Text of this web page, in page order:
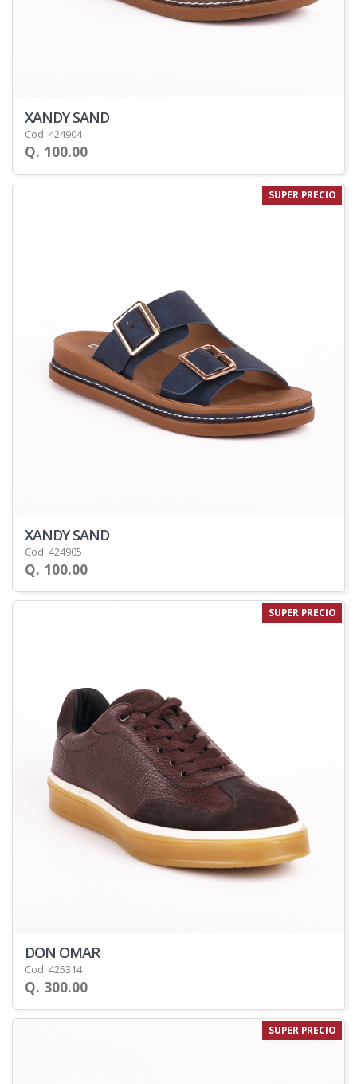
XANDY SAND
Cod. 424904
Q. 100.00
SUPER PRECIO
XANDY SAND
Cod. 424905
Q. 100.00
SUPER PRECIO
DON OMAR
Cod. 425314
Q. 300.00
SUPER PRECIO